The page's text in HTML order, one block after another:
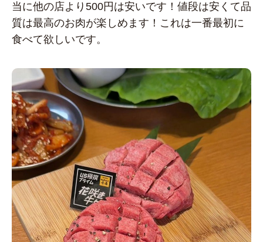
当に他の店より500円は安いです！値段は安くて品
質は最高のお肉が楽しめます！これは一番最初に
食べて欲しいです。